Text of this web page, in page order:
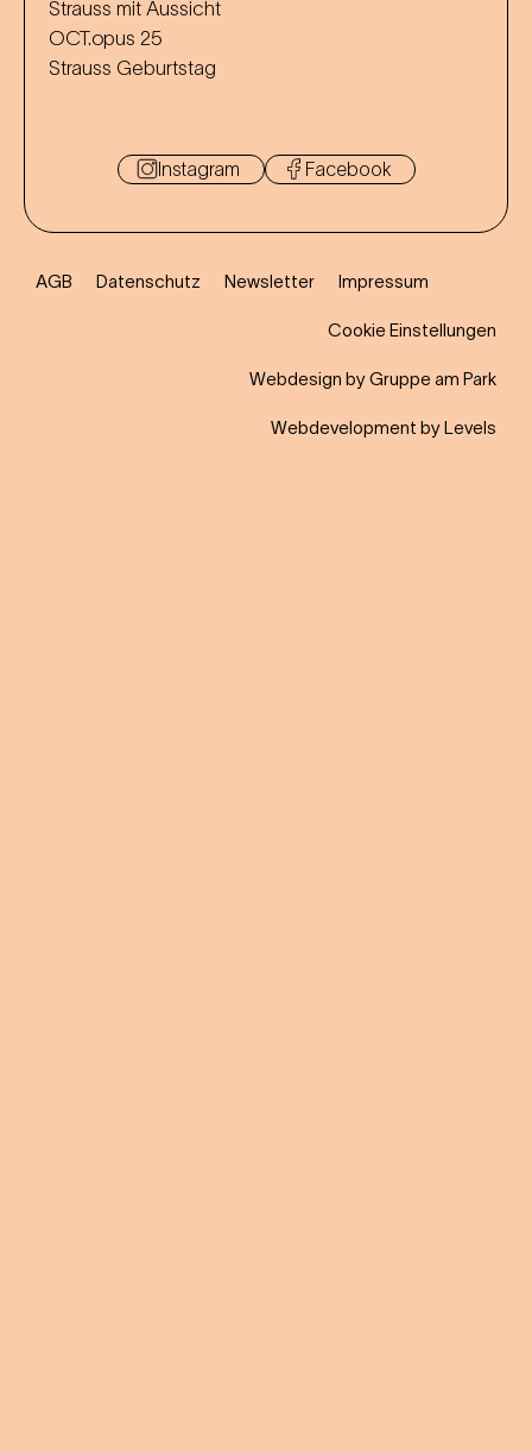
Strauss mit Aussicht
OCT.opus 25
Strauss Geburtstag
Instagram Facebook
AGB Datenschutz Newsletter Impressum
Cookie Einstellungen
Webdesign by Gruppe am Park
Webdevelopment by Levels